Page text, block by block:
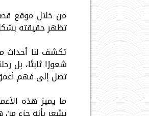
من خلال موقع
تظهر حقيقته
تكشف لنا
شعورًا ثابتًا، بل
تصل إلى فهم
ما يميز هذه